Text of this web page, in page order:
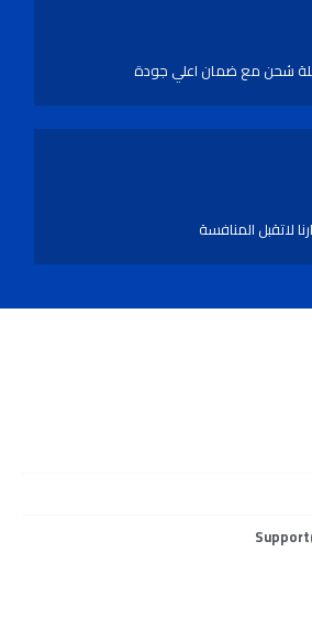
شحن مع ضمان اعلي جودة
لاتقبل المنافسة